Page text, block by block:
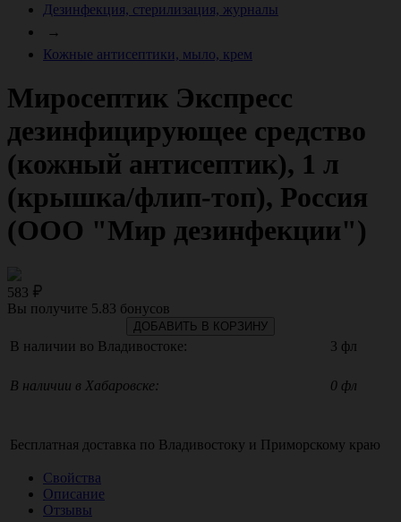
Дезинфекция, стерилизация, журналы
→
Кожные антисептики, мыло, крем
Миросептик Экспресс
дезинфицирующее средство
(кожный антисептик), 1 л
(крышка/флип-топ), Россия
(ООО "Мир дезинфекции")
583
Вы получите 5.83 бонусов
ДОБАВИТЬ В КОРЗИНУ
В наличии во Владивостоке: 3 фл
В наличии в Хабаровске: 0 фл
Бесплатная доставка по Владивостоку и Приморскому краю
Свойства
Описание
Отзывы